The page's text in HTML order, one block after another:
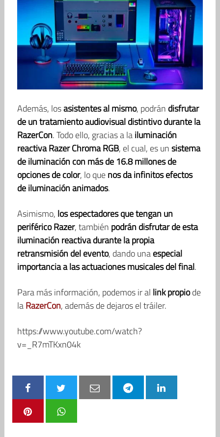
Además, losasistentes al mismo, podrán disfrutar
de un tratamiento audiovisual distintivo durante la
RazerCon. Todo ello, gracias a lailuminación
reactiva Razer Chroma RGB, el cual, es unsistema
de iluminación con más de 16.8 millones de
opciones de color, lo quenos da infinitos efectos
de iluminación animados.
Asimismo, los espectadores que tengan un
periférico Razer, también podrán disfrutar de esta
iluminación reactiva durante la propia
retransmisión del evento, dando unaespecial
importancia a las actuaciones musicales del final.
Para más información, podemos ir al link propiode
laRazerCon, además de dejaros el tráiler.
https://www.youtube.com/watch?
v=_R7mTKxn04k